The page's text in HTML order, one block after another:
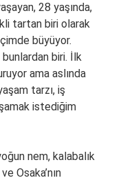
28 yaşında,
tartan biri olarak
büyüyor.
bunlardan biri. İlk
ama aslında
tarzı, iş
istediğim
nem, kalabalık
Osaka’nın